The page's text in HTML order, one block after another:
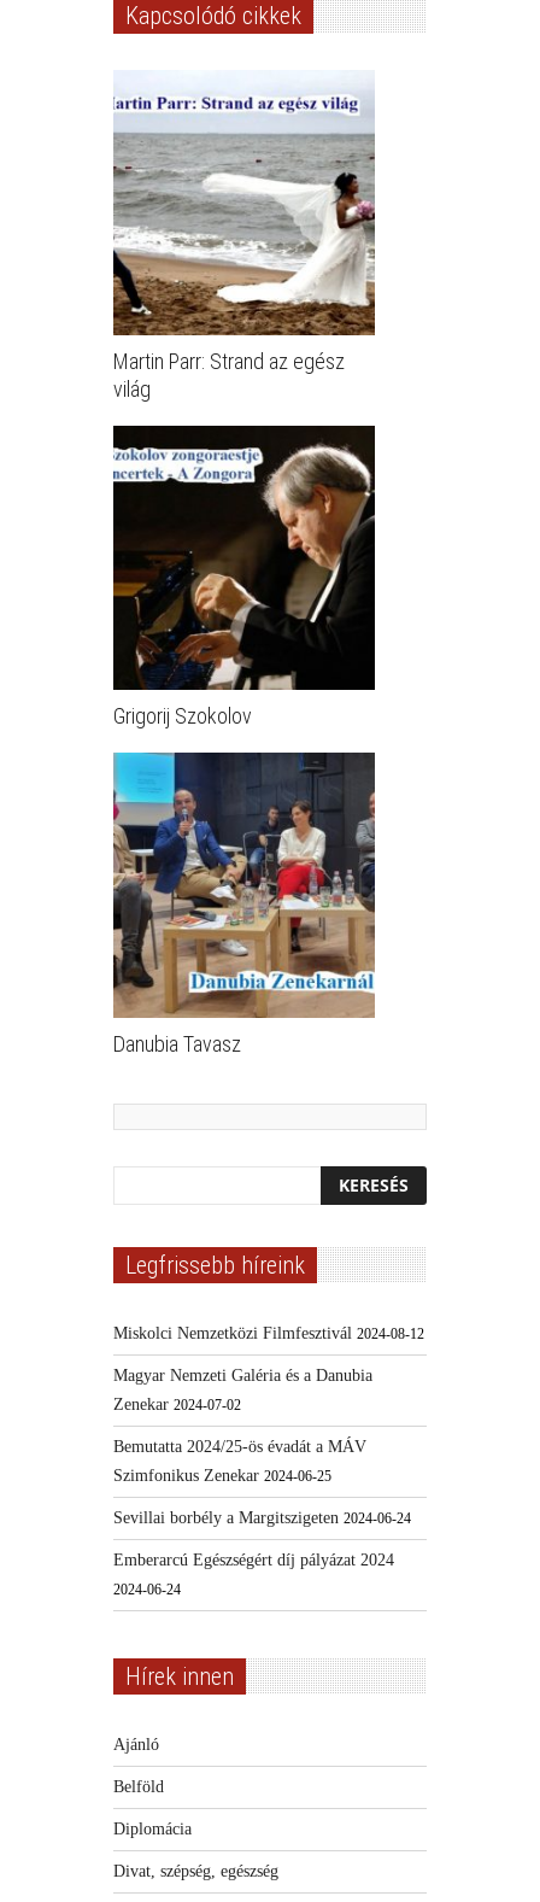
Kapcsolódó cikkek
Martin Parr: Strand az egész
világ
Grigorij Szokolov
Danubia Tavasz
Legfrissebb híreink
Miskolci Nemzetközi Filmfesztivál 2024-08-12
Magyar Nemzeti Galéria és a Danubia
Zenekar 2024-07-02
Bemutatta 2024/25-ös évadát a MÁV
Szimfonikus Zenekar 2024-06-25
Sevillai borbély a Margitszigeten 2024-06-24
Emberarcú Egészségért díj pályázat 2024
2024-06-24
Hírek innen
Ajánló
Belföld
Diplomácia
Divat, szépség, egészség